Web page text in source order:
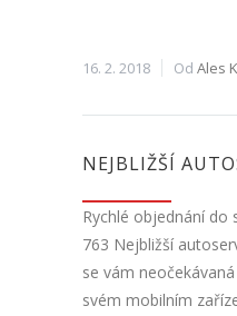
16. 2. 2018 Od Ales
NEJBLIŽŠÍ
Rychlé objednání do
763 Nejbližší
se vám
svém mobilním